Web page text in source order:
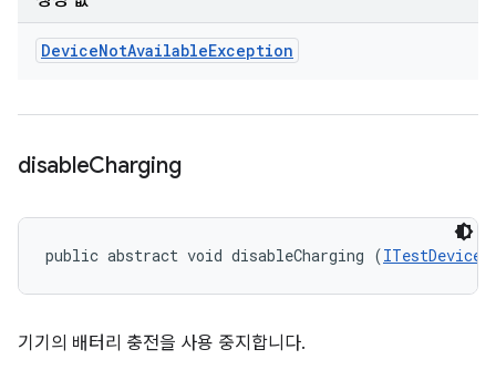
DeviceNotAvailableException
disableCharging
public abstract void disableCharging (ITestDevice
기기의 배터리 충전을 사용 중지합니다.